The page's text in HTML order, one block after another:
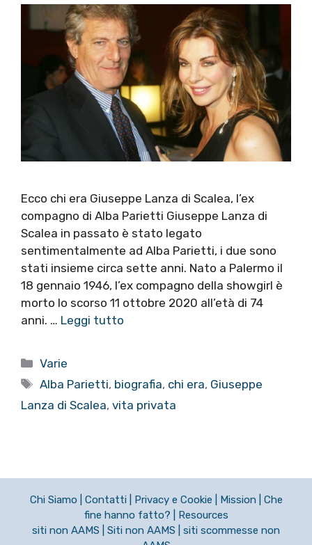
Ecco chi era Giuseppe Lanza di Scalea, l’ex
compagno di Alba Parietti Giuseppe Lanza di
Scalea in passato è stato legato
sentimentalmente ad Alba Parietti, i due sono
stati insieme circa sette anni. Nato a Palermo il
18 gennaio 1946, l’ex compagno della showgirl è
morto lo scorso 11 ottobre 2020 all’età di 74
anni. … Leggi tutto
Categorie
Varie
Tag
Alba Parietti, biografia, chi era, Giuseppe
Lanza di Scalea, vita privata
Chi Siamo Contatti Privacy e Cookie Mission
Che
fine hanno fatto?
Resources
siti non AAMS
Siti non AAMS
siti scommesse non